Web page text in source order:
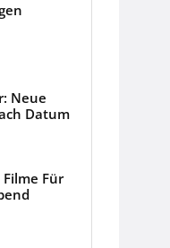
Neue
Datum
Für